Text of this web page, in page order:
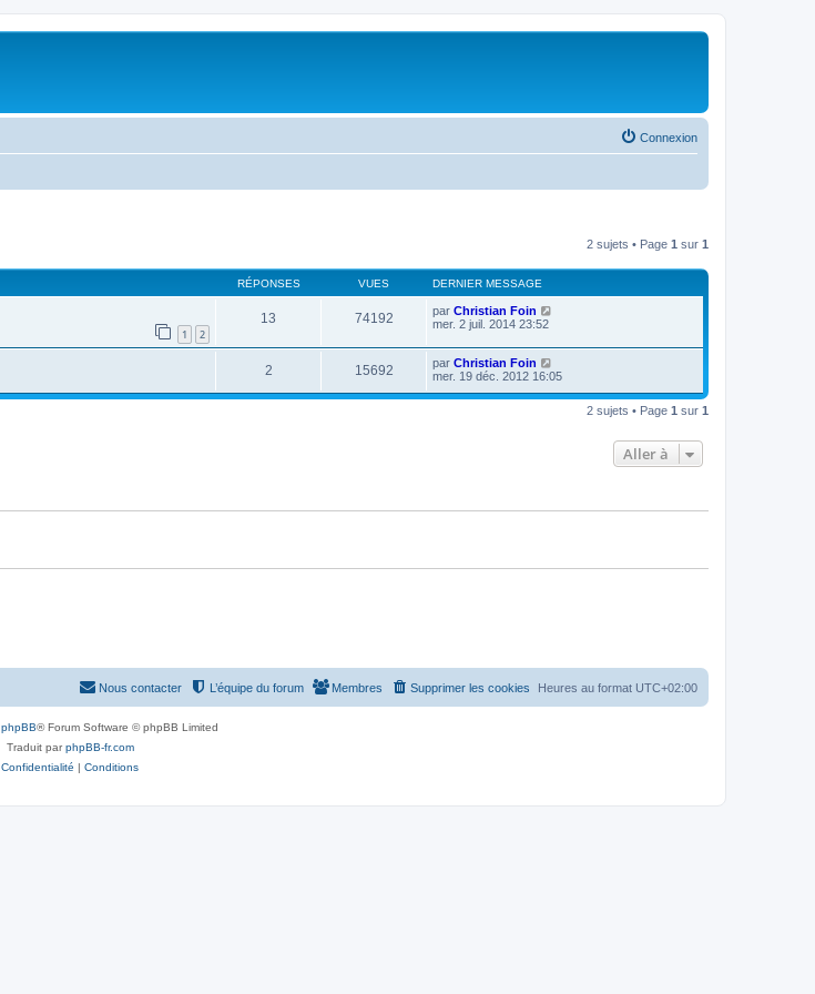
Connexion
2 sujets • Page 1 sur 1
RÉPONSES VUES DERNIER MESSAGE
1 2
13 74192 par Christian Foin
mer. 2 juil. 2014 23:52
2 15692 par Christian Foin
mer. 19 déc. 2012 16:05
2 sujets • Page 1 sur 1
Aller à
Heures au format UTC+02:00
Supprimer les cookies
Membres
L’équipe du forum
Nous contacter
phpBB® Forum Software © phpBB Limited
Traduit parphpBB-fr.com
Confidentialité | Conditions